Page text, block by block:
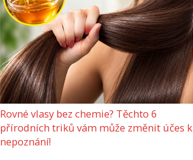
Rovné vlasy bez chemie? Těchto 6
přírodních triků vám může změnit účes k
nepoznání!